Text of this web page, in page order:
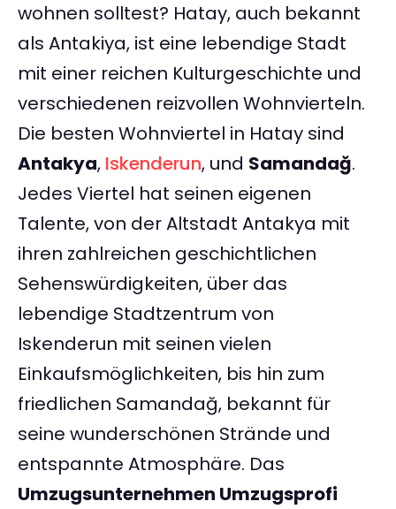
wohnen solltest? Hatay, auch bekannt
als Antakiya, ist eine lebendige Stadt
mit einer reichen Kulturgeschichte und
verschiedenen reizvollen Wohnvierteln.
Die besten Wohnviertel in Hatay sind
Antakya, Iskenderun, und Samandağ.
Jedes Viertel hat seinen eigenen
Talente, von der Altstadt Antakya mit
ihren zahlreichen geschichtlichen
Sehenswürdigkeiten, über das
lebendige Stadtzentrum von
Iskenderun mit seinen vielen
Einkaufsmöglichkeiten, bis hin zum
friedlichen Samandağ, bekannt für
seine wunderschönen Strände und
entspannte Atmosphäre. Das
Umzugsunternehmen Umzugsprofi